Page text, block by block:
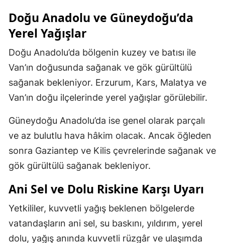
Doğu Anadolu ve Güneydoğu’da
Yerel Yağışlar
Doğu Anadolu’da bölgenin kuzey ve batısı ile
Van’ın doğusunda sağanak ve gök gürültülü
sağanak bekleniyor. Erzurum, Kars, Malatya ve
Van’ın doğu ilçelerinde yerel yağışlar görülebilir.
Güneydoğu Anadolu’da ise genel olarak parçalı
ve az bulutlu hava hâkim olacak. Ancak öğleden
sonra Gaziantep ve Kilis çevrelerinde sağanak ve
gök gürültülü sağanak bekleniyor.
Ani Sel ve Dolu Riskine Karşı Uyarı
Yetkililer, kuvvetli yağış beklenen bölgelerde
vatandaşların ani sel, su baskını, yıldırım, yerel
dolu, yağış anında kuvvetli rüzgâr ve ulaşımda